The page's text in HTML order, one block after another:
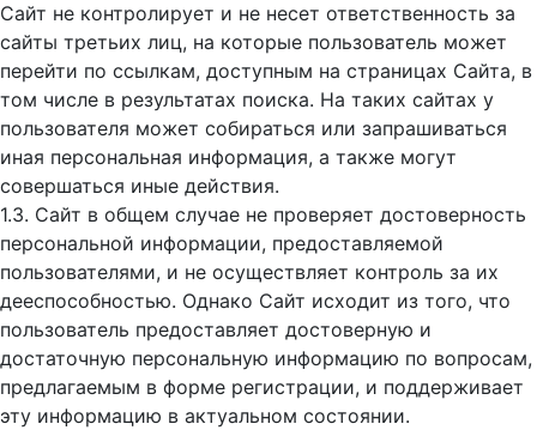
Сайт не контролирует и не несет ответственность за
сайты третьих лиц, на которые пользователь может
перейти по ссылкам, доступным на страницах Сайта, в
том числе в результатах поиска. На таких сайтах у
пользователя может собираться или запрашиваться
иная персональная информация, а также могут
совершаться иные действия.
1.3. Сайт в общем случае не проверяет достоверность
персональной информации, предоставляемой
пользователями, и не осуществляет контроль за их
дееспособностью. Однако Сайт исходит из того, что
пользователь предоставляет достоверную и
достаточную персональную информацию по вопросам,
предлагаемым в форме регистрации, и поддерживает
эту информацию в актуальном состоянии.